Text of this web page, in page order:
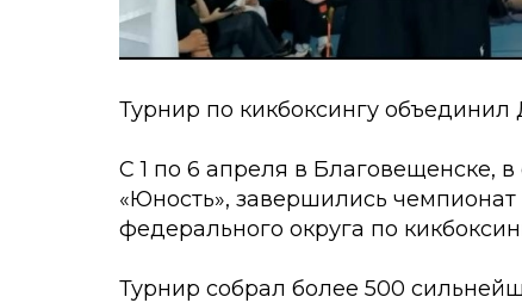
Турнир по кикбоксингу объединил
С 1 по 6 апреля в Благовещенске,
«Юность», завершились
федерального округа по
Турнир собрал более 500